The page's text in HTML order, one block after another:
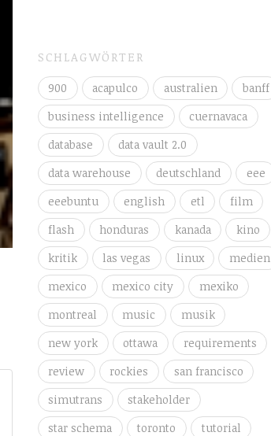
SCHLAGWÖRTER
900 acapulco australien
banff
business intelligence
cuernavaca
database
data vault 2.0
data warehouse
deutschland
eee
eeebuntu
english etl
film
flash
honduras kanada
kino
kritik
las vegas linux
medien
mexico
mexico city
mexiko
montreal
music
musik
new york
ottawa
requirements
review
rockies
san francisco
simutrans
stakeholder
star schema
toronto
tutorial